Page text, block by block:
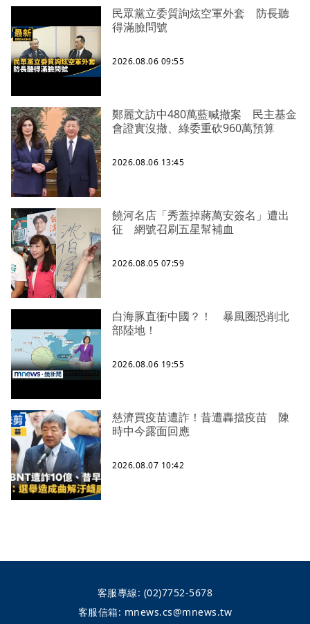
民眾黨立委質詢炫空軍外套 防長聽
得滿臉問號
2026.08.06 09:55
鄭麗文訪中480萬藍喊撤案 民主基金
會證實沒撤、綠委重砍960萬預算
2026.08.06 13:45
饒河名店「秀蓋掉蔣萬安簽名」遭出
征 網號召刷五星幫補血
2026.08.05 07:59
白海豚直衝中國？！ 暴風圈恐削北
部陸地！
2026.08.06 19:55
慈濟買疫苗遭詐！昔遭轟擋疫苗 陳
時中今露面回應
2026.08.07 10:42
客服專線: (02)7752-5678
客服信箱: mnews.cs@mnews.tw